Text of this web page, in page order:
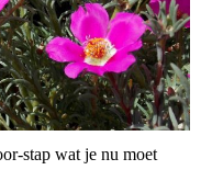
stap wat je nu moet